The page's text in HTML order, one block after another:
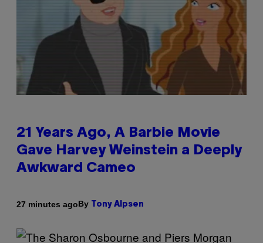
21 Years Ago, A Barbie Movie
Gave Harvey Weinstein a Deeply
Awkward Cameo
27 minutes agoBy Tony Alpsen